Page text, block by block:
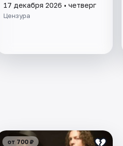
17 декабря 2026 • четверг
Цензура
от 700 ₽